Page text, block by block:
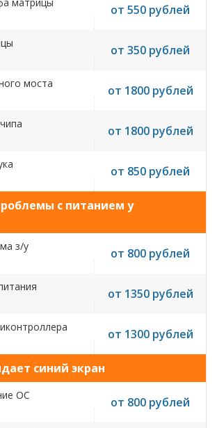
от 550 рублей
от 350 рублей
моста от 1800 рублей
от 1800 рублей
от 850 рублей
с питанием у
з/у от 800 рублей
от 1350 рублей
от 1300 рублей
синий экран
ОС от 800 рублей